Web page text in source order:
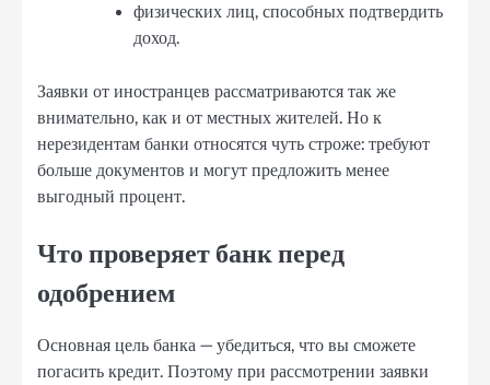
физических лиц, способных подтвердить
доход.
Заявки от иностранцев рассматриваются так же
внимательно, как и от местных жителей. Но к
нерезидентам банки относятся чуть строже: требуют
больше документов и могут предложить менее
выгодный процент.
Что проверяет банк перед
одобрением
Основная цель банка — убедиться, что вы сможете
погасить кредит. Поэтому при рассмотрении заявки